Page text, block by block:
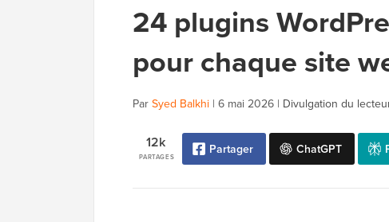
24 plugins
pour chaque site
Par Syed Balkhi | 6 mai 2026 | Divulgation du
PARTAGES
12k Partager ChatGPT